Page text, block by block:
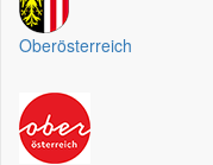
Oberösterreich